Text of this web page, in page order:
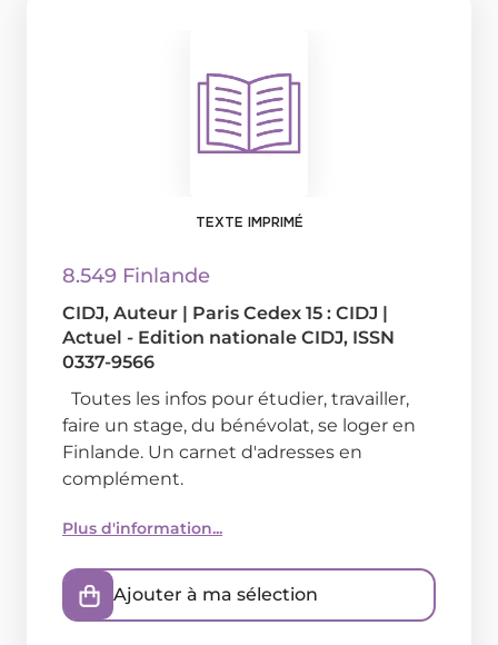
TEXTE IMPRIMÉ
8.549 Finlande
CIDJ, Auteur | Paris Cedex 15 : CIDJ |
Actuel - Edition nationale CIDJ, ISSN
0337-9566
Toutes les infos pour étudier, travailler,
faire un stage, du bénévolat, se loger en
Finlande. Un carnet d'adresses en
complément.
Plus d'information...
Ajouter à ma sélection